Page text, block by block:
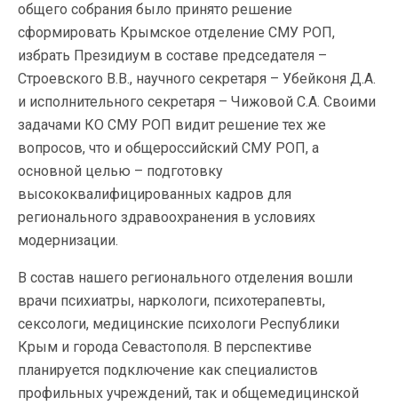
общего собрания было принято решение
сформировать Крымское отделение СМУ РОП,
избрать Президиум в составе председателя –
Строевского В.В., научного секретаря – Убейконя Д.А.
и исполнительного секретаря – Чижовой С.А. Своими
задачами КО СМУ РОП видит решение тех же
вопросов, что и общероссийский СМУ РОП, а
основной целью – подготовку
высококвалифицированных кадров для
регионального здравоохранения в условиях
модернизации.
В состав нашего регионального отделения вошли
врачи психиатры, наркологи, психотерапевты,
сексологи, медицинские психологи Республики
Крым и города Севастополя. В перспективе
планируется подключение как специалистов
профильных учреждений, так и общемедицинской